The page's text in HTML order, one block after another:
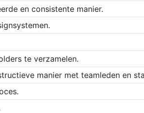
en consistente manier.
te verzamelen.
manier met teamleden en